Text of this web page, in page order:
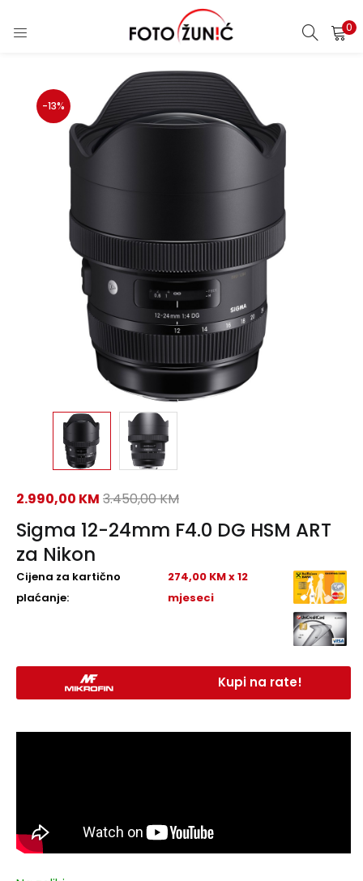
0
-13%
Sigma 12-24mm F4.0 DG HSM ART
za Nikon
2.990,00 KM 3.450,00KM
Cijena za kartično
plaćanje:
274,00 KM x 12
mjeseci
Kupi na rate!